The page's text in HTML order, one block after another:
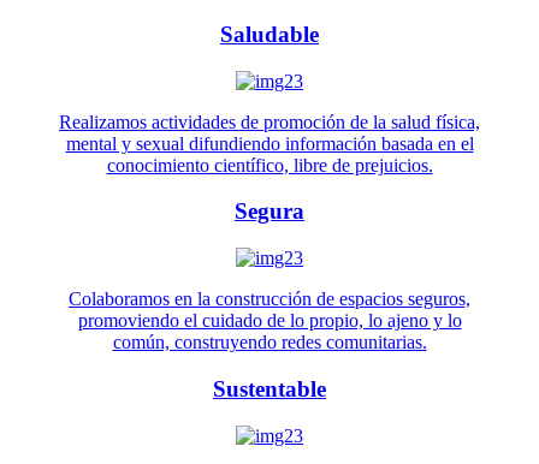
Saludable
Realizamos actividades de promoción de la salud física,
mental y sexual difundiendo información basada en el
conocimiento científico, libre de prejuicios.
Segura
Colaboramos en la construcción de espacios seguros,
promoviendo el cuidado de lo propio, lo ajeno y lo
común, construyendo redes comunitarias.
Sustentable